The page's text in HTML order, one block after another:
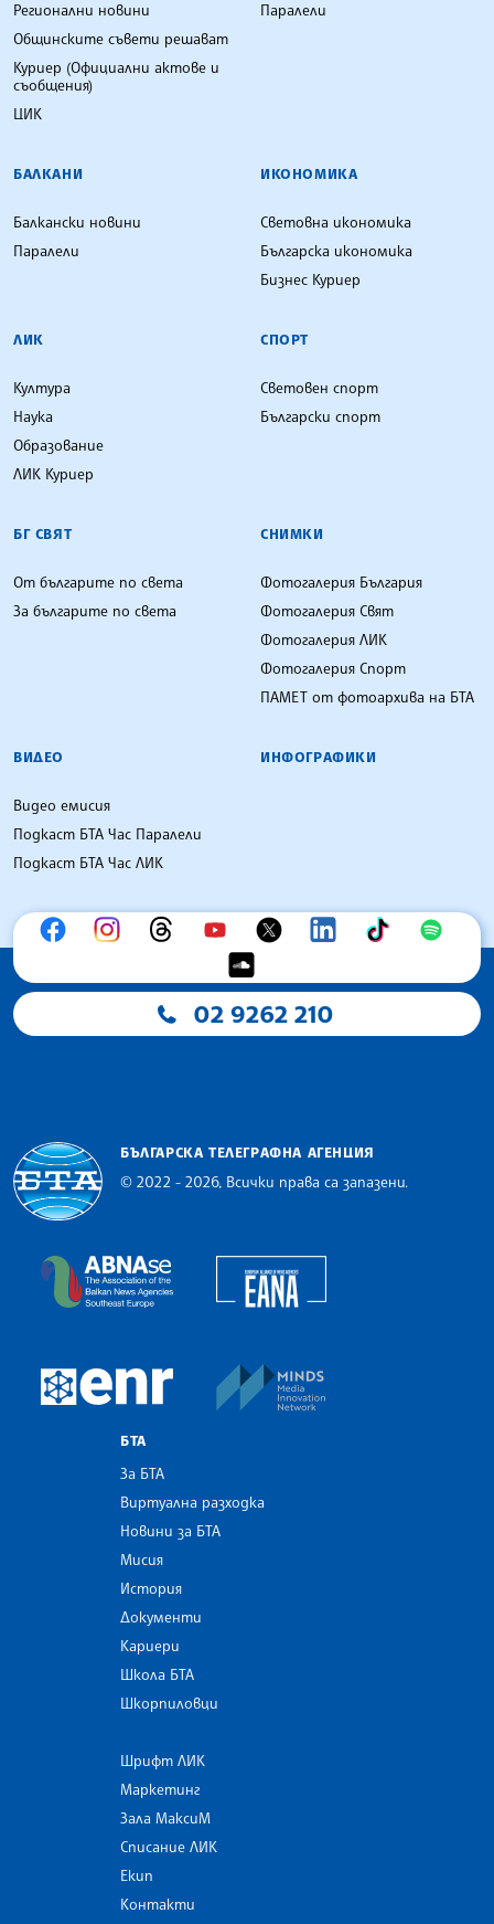
Регионални новини
Общинските съвети решават
Куриер (Официални актове и
съобщения)
ЦИК
Паралели
БАЛКАНИ
Балкански новини
Паралели
ИКОНОМИКА
Световна икономика
Българска икономика
Бизнес Куриер
ЛИК
Култура
Наука
Образование
ЛИК Куриер
СПОРТ
Световен спорт
Български спорт
БГ СВЯТ
От българите по света
За българите по света
СНИМКИ
Фотогалерия България
Фотогалерия Свят
Фотогалерия ЛИК
Фотогалерия Спорт
ПАМЕТ от фотоархива на БТА
ВИДЕО
Видео емисия
Подкаст БТА Час Паралели
Подкаст БТА Час ЛИК
ИНФОГРАФИКИ
02 9262 210
БЪЛГАРСКА ТЕЛЕГРАФНА АГЕНЦИЯ
© 2022 - 2026, Всички права са запазени.
The Assocoation of the Balkan News Agencies
European Newsroom
БТА
За БТА
Виртуална разходка
Новини за БТА
Мисия
История
Документи
Кариери
Школа БТА
Шкорпиловци
Шрифт ЛИК
Маркетинг
Зала МаксиМ
Списание ЛИК
Екип
Контакти